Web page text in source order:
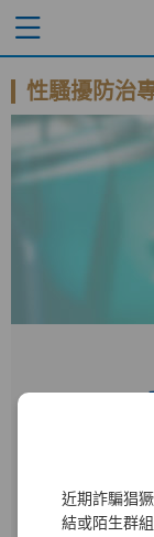
近期詐騙猖
結或陌生群
性騷擾防治